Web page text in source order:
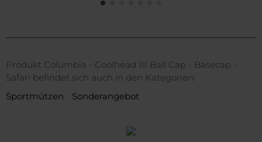
Produkt Columbia - Coolhead III Ball Cap - Basecap -
Safari befindet sich auch in den Kategorien:
Sportmützen
Sonderangebot